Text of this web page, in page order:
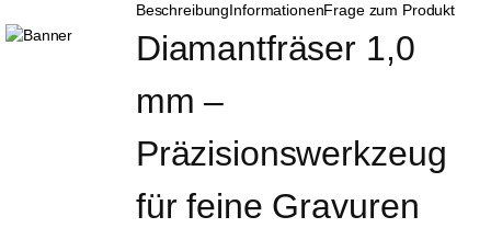
BeschreibungInformationenFrage zum Produkt
Diamantfräser 1,0
mm –
Präzisionswerkzeug
für feine Gravuren